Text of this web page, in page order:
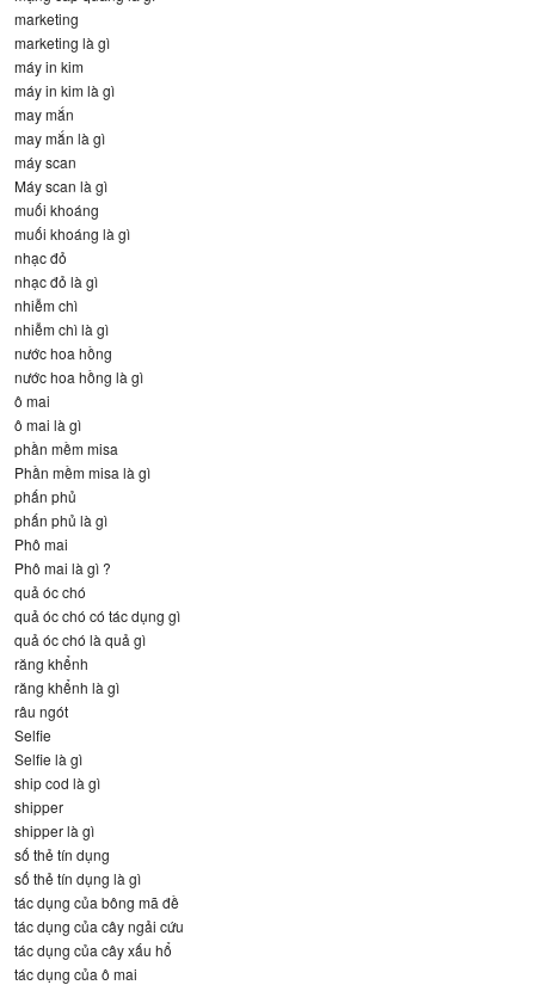
marketing
marketing là gì
máy in kim
máy in kim là gì
may mắn
may mắn là gì
máy scan
Máy scan là gì
muối khoáng
muối khoáng là gì
nhạc đỏ
nhạc đỏ là gì
nhiễm chì
nhiễm chì là gì
nước hoa hồng
nước hoa hồng là gì
ô mai
ô mai là gì
phần mềm misa
Phần mềm misa là gì
phấn phủ
phấn phủ là gì
Phô mai
Phô mai là gì ?
quả óc chó
quả óc chó có tác dụng gì
quả óc chó là quả gì
răng khểnh
răng khểnh là gì
râu ngót
Selfie
Selfie là gì
ship cod là gì
shipper
shipper là gì
số thẻ tín dụng
số thẻ tín dụng là gì
tác dụng của bông mã đề
tác dụng của cây ngải cứu
tác dụng của cây xấu hổ
tác dụng của ô mai